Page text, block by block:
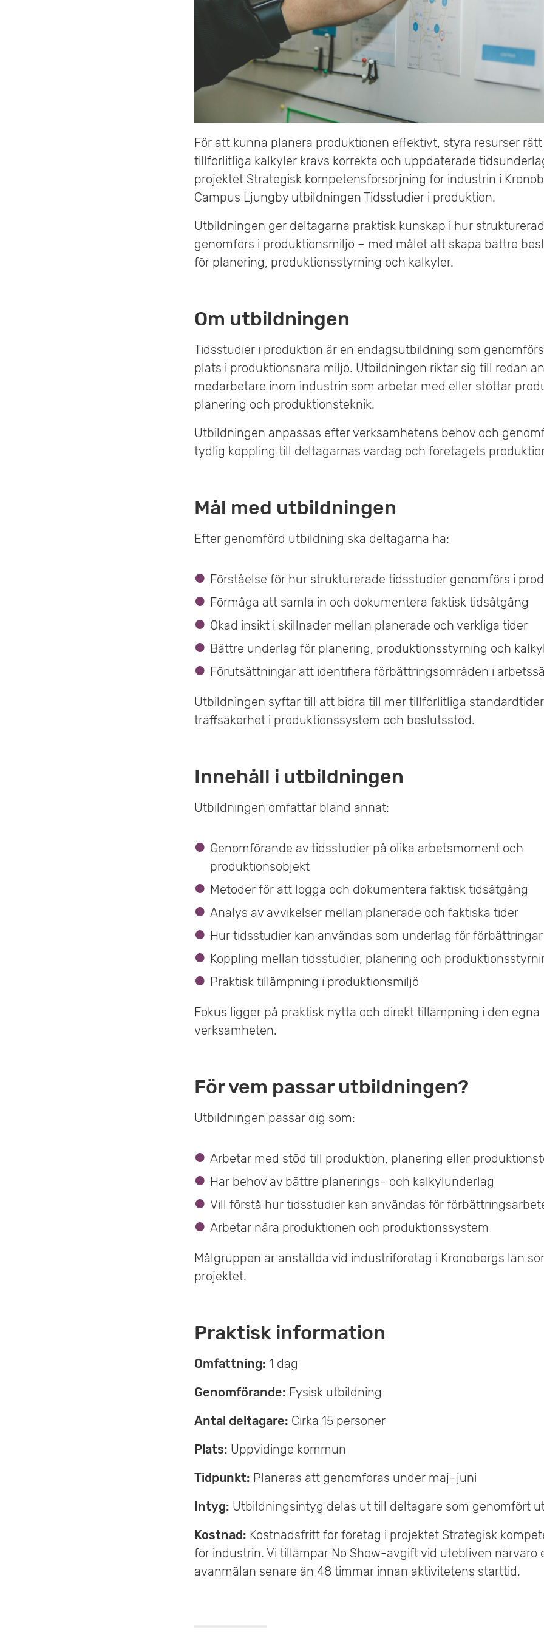
För att kunna planera produktionen effektivt, styra resurser
tillförlitliga kalkyler krävs korrekta och uppdaterade
projektet Strategisk kompetensförsörjning för industrin i
Campus Ljungby utbildningen Tidsstudier i produktion.
Utbildningen ger deltagarna praktisk kunskap i hur
genomförs i produktionsmiljö – med målet att skapa bättre
för planering, produktionsstyrning och kalkyler.
Om utbildningen
Tidsstudier i produktion är en endagsutbildning som
plats i produktionsnära miljö. Utbildningen riktar sig till redan
medarbetare inom industrin som arbetar med eller stöttar
planering och produktionsteknik.
Utbildningen anpassas efter verksamhetens behov och
tydlig koppling till deltagarnas vardag och företagets
Mål med utbildningen
Efter genomförd utbildning ska deltagarna ha:
Förståelse för hur strukturerade tidsstudier genomförs i
Förmåga att samla in och dokumentera faktisk tidsåtgång
Ökad insikt i skillnader mellan planerade och verkliga tider
Bättre underlag för planering, produktionsstyrning och
Förutsättningar att identifiera förbättringsområden i
Utbildningen syftar till att bidra till mer tillförlitliga
träffsäkerhet i produktionssystem och beslutsstöd.
Innehåll i utbildningen
Utbildningen omfattar bland annat:
Genomförande av tidsstudier på olika arbetsmoment och
produktionsobjekt
Metoder för att logga och dokumentera faktisk tidsåtgång
Analys av avvikelser mellan planerade och faktiska tider
Hur tidsstudier kan användas som underlag för förbättringar
Koppling mellan tidsstudier, planering och
Praktisk tillämpning i produktionsmiljö
Fokus ligger på praktisk nytta och direkt tillämpning i den egna
verksamheten.
För vem passar utbildningen?
Utbildningen passar dig som:
Arbetar med stöd till produktion, planering eller
Har behov av bättre planerings- och kalkylunderlag
Vill förstå hur tidsstudier kan användas för
Arbetar nära produktionen och produktionssystem
Målgruppen är anställda vid industriföretag i Kronobergs län
projektet.
Praktisk information
Omfattning: 1 dag
Genomförande: Fysisk utbildning
Antal deltagare: Cirka 15 personer
Plats: Uppvidinge kommun
Tidpunkt: Planeras att genomföras under maj–juni
Intyg: Utbildningsintyg delas ut till deltagare som genomfört
Kostnad: Kostnadsfritt för företag i projektet Strategisk
för industrin. Vi tillämpar No Show-avgift vid utebliven närvaro
avanmälan senare än 48 timmar innan aktivitetens starttid.